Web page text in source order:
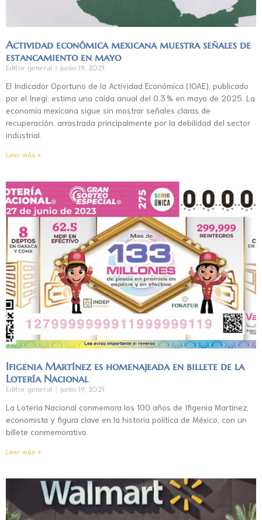
Actividad económica mexicana muestra señales de
estancamiento en mayo
Editor general junio 19, 2025
El Indicador Oportuno de la Actividad Económica (IOAE), publicado
por el Inegi, estima una caída anual del 0.3 % en mayo de 2025. La
economía mexicana sigue sin mostrar señales claras de
recuperación, arrastrada principalmente por la debilidad del sector
industrial.
Leer más »
Ifigenia Martínez es homenajeada en billete de la
Lotería Nacional
Editor general junio 19, 2025
La Lotería Nacional conmemora los 100 años de Ifigenia Martínez,
economista y figura clave en la historia política de México, con un
billete conmemorativo.
Leer más »